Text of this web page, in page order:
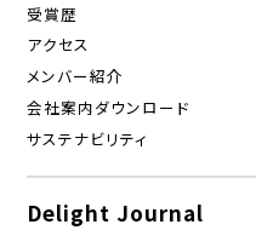
受賞歴
アクセス
メンバー紹介
会社案内ダウンロード
サステナビリティ
Delight Journal